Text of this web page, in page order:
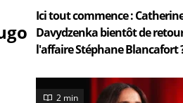
Ici tout commence :
Davydzenka bientôt de
l'affaire Stéphane Blancafort
2 min